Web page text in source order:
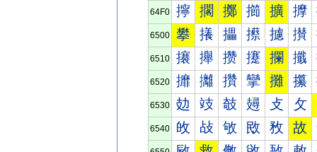
64F0 擰 擱 擲 擳 擴 擵
6500 攀 攁 攂 攃 攄 攅
6510 攐 攑 攒 攓 攔 攕
6520 攠 攡 攢 攣 攤 攥
6530 攰 攱 攲 攳 攴 攵
6540 敀 敁 敂 敃 敄 故